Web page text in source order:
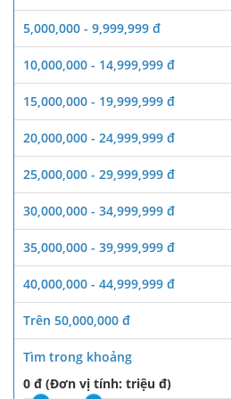
5,000,000 - 9,999,999 đ
10,000,000 - 14,999,999 đ
15,000,000 - 19,999,999 đ
20,000,000 - 24,999,999 đ
25,000,000 - 29,999,999 đ
30,000,000 - 34,999,999 đ
35,000,000 - 39,999,999 đ
40,000,000 - 44,999,999 đ
Trên 50,000,000 đ
Tìm trong khoảng
0 đ (Đơn vị tính: triệu đ)